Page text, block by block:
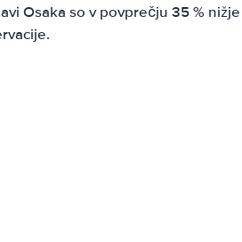
Osaka so v povprečju 35 %